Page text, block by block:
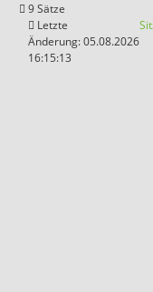
9 Sätze
Letzte
Änderung: 05.08.2026
16:15:13